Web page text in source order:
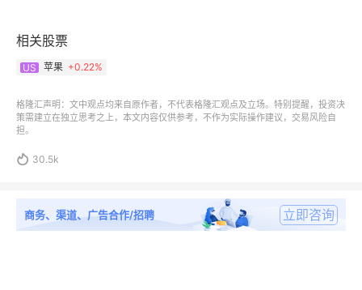
相关股票
US 苹果 +0.22%
格隆汇声明：文中观点均来自原作者，不代表格隆汇观点及立场。特别提醒，投资决
策需建立在独立思考之上，本文内容仅供参考，不作为实际操作建议，交易风险自
担。
 30.5k
商务、渠道、广告合作/招聘 立即咨询